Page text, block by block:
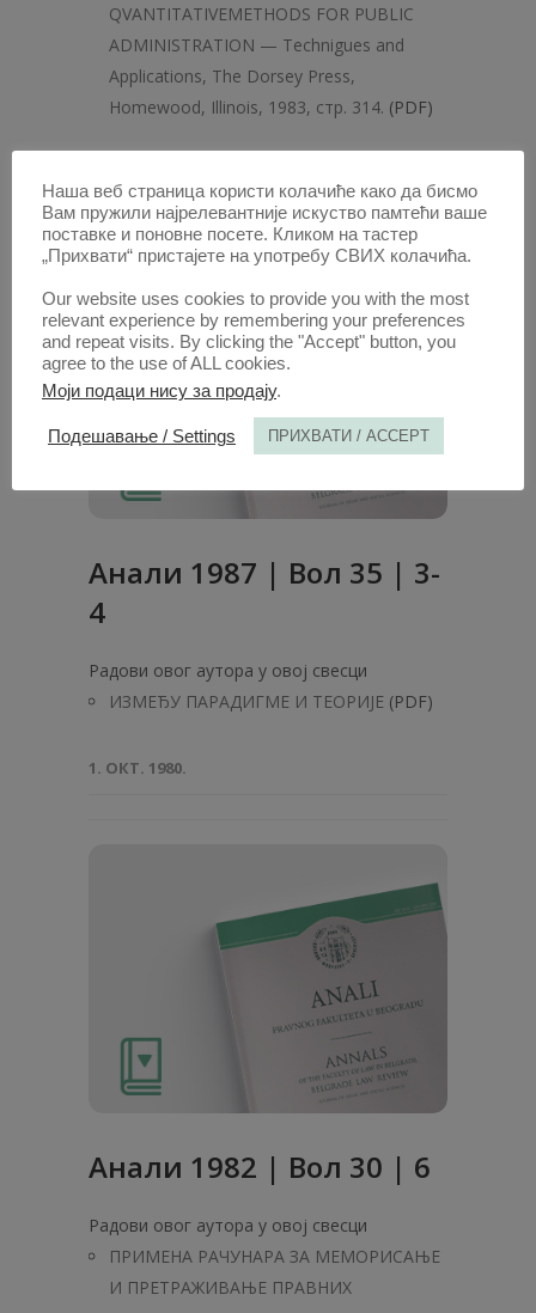
QVANTITATIVEMETHODS FOR PUBLIC
ADMINISTRATION — Technigues and
Applications, The Dorsey Press,
Homewood, Illinois, 1983, стр. 314. (PDF)
Анaли 1987 | Вол 35 | 3-
4
Радови овог аутора у овој свесци
ИЗМЕЂУ ПАРАДИГМЕ И ТЕОРИЈЕ (PDF)
1. ОКТ. 1980.
Анaли 1982 | Вол 30 | 6
Радови овог аутора у овој свесци
ПРИМЕНА РАЧУНАРА ЗА МЕМОРИСАЊЕ
И ПРЕТРАЖИВАЊЕ ПРАВНИХ
Наша веб страница користи колачиће како да бисмо
Вам пружили најрелевантније искуство памтећи ваше
поставке и поновне посете. Кликом на тастер
„Прихвати“ пристајете на употребу СВИХ колачића.
Our website uses cookies to provide you with the most
relevant experience by remembering your preferences
and repeat visits. By clicking the "Accept" button, you
agree to the use of ALL cookies.
Моји подаци нису за продају.
Подешавање / Settings ПРИХВАТИ / ACCEPT